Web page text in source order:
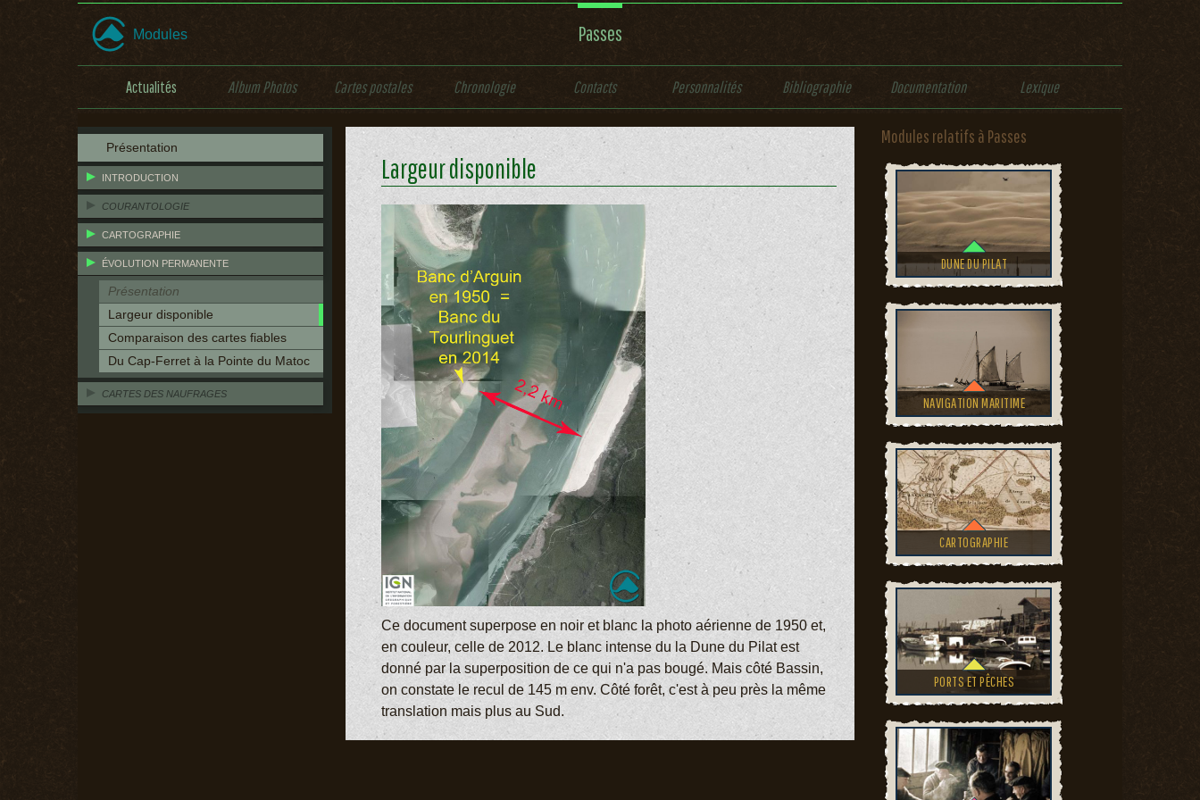
Modules Passes
Actualités Album Photos Cartes postales Chronologie Contacts Personnalités Bibliographie Documentation Lexique
Présentation
INTRODUCTION
COURANTOLOGIE
CARTOGRAPHIE
ÉVOLUTION PERMANENTE
Présentation
Largeur disponible
Comparaison des cartes fiables
Du Cap-Ferret à la Pointe du Matoc
CARTES DES NAUFRAGES
Largeur disponible
Ce document superpose en noir et blanc la photo aérienne de 1950 et,
en couleur, celle de 2012. Le blanc intense du la Dune du Pilat est
donné par la superposition de ce qui n'a pas bougé. Mais côté Bassin,
on constate le recul de 145 m env. Côté forêt, c'est à peu près la même
translation mais plus au Sud.
Modules relatifs à Passes
DUNE DU PILAT
NAVIGATION MARITIME
CARTOGRAPHIE
PORTS ET PÊCHES